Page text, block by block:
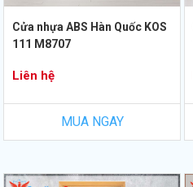
Cửa nhựa ABS Hàn Quốc KOS
111 M8707
Liên hệ
MUA NGAY